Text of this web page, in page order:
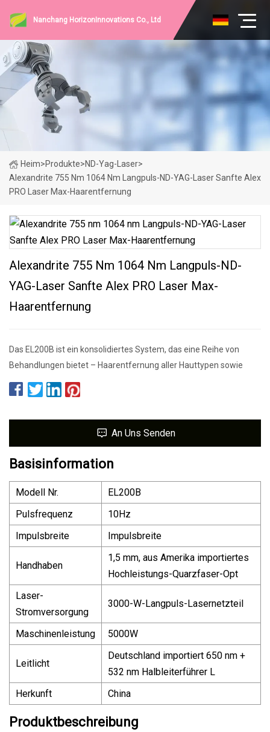
Nanchang HorizonInnovations Co., Ltd
Heim>Produkte>ND-Yag-Laser>
Alexandrite 755 Nm 1064 Nm Langpuls-ND-YAG-Laser Sanfte Alex
PRO Laser Max-Haarentfernung
Alexandrite 755 Nm 1064 Nm Langpuls-ND-
YAG-Laser Sanfte Alex PRO Laser Max-
Haarentfernung
Das EL200B ist ein konsolidiertes System, das eine Reihe von
Behandlungen bietet – Haarentfernung aller Hauttypen sowie
An Uns Senden
Basisinformation
Modell Nr.
EL200B
Pulsfrequenz
10Hz
Impulsbreite
Impulsbreite
Handhaben
1,5 mm, aus Amerika importiertes
Hochleistungs-Quarzfaser-Opt
Laser-
Stromversorgung
3000-W-Langpuls-Lasernetzteil
Maschinenleistung 5000W
Leitlicht
Deutschland importiert 650 nm +
532 nm Halbleiterführer L
Herkunft
China
Produktbeschreibung